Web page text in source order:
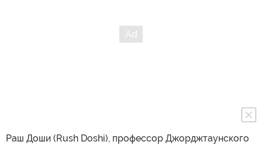
Раш Доши (Rush Doshi), профессор Джорджтаунского